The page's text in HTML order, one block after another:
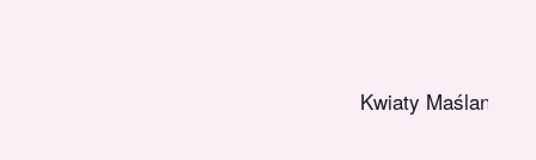
Kwiaty Maślane